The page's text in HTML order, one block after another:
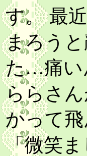
す。 最
まろう
た…痛い
ららさ
かって
「微笑